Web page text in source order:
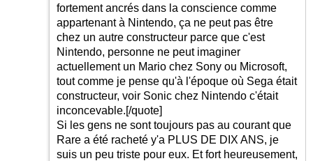
fortement ancrés dans la conscience comme
appartenant à Nintendo, ça ne peut pas être
chez un autre constructeur parce que c'est
Nintendo, personne ne peut imaginer
actuellement un Mario chez Sony ou Microsoft,
tout comme je pense qu'à l'époque où Sega était
constructeur, voir Sonic chez Nintendo c'était
inconcevable.[/quote]
Si les gens ne sont toujours pas au courant que
Rare a été racheté y'a PLUS DE DIX ANS, je
suis un peu triste pour eux. Et fort heureusement,